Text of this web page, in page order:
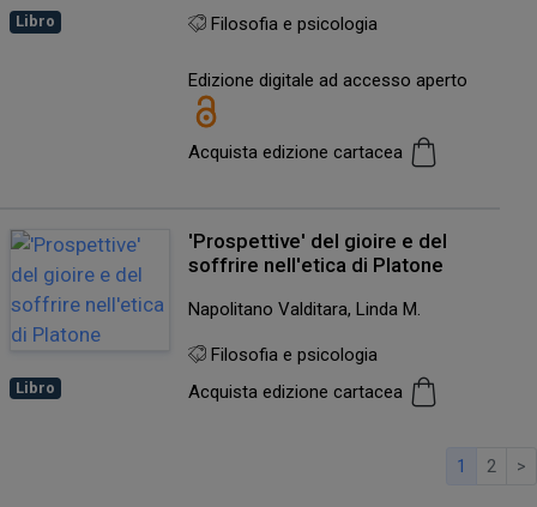
Libro Filosofia e psicologia
Edizione digitale ad accesso aperto
Acquista edizione cartacea
Libro
'Prospettive' del gioire e del
soffrire nell'etica di Platone
Napolitano Valditara, Linda M.
Filosofia e psicologia
Acquista edizione cartacea
1 2 >